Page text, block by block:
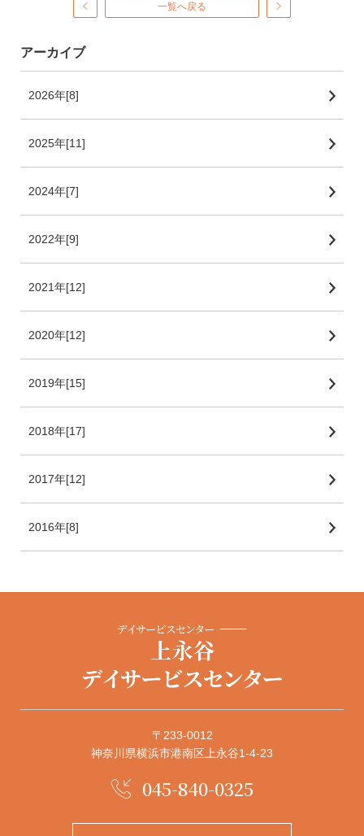
一覧へ戻る
アーカイブ
2026年[8]
2025年[11]
2024年[7]
2022年[9]
2021年[12]
2020年[12]
2019年[15]
2018年[17]
2017年[12]
2016年[8]
〒233-0012
神奈川県横浜市港南区上永谷1-4-23
045-840-0325